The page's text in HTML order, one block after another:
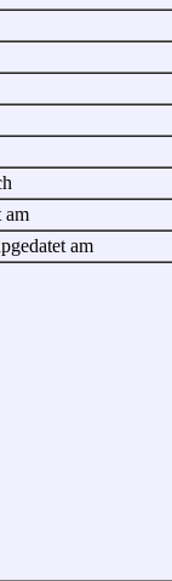
am
am